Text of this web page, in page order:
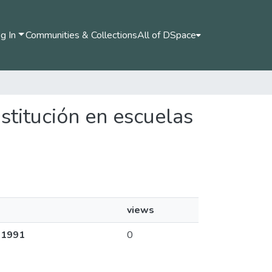
In Communities & CollectionsAll of DSpace
en escuelas
views
0